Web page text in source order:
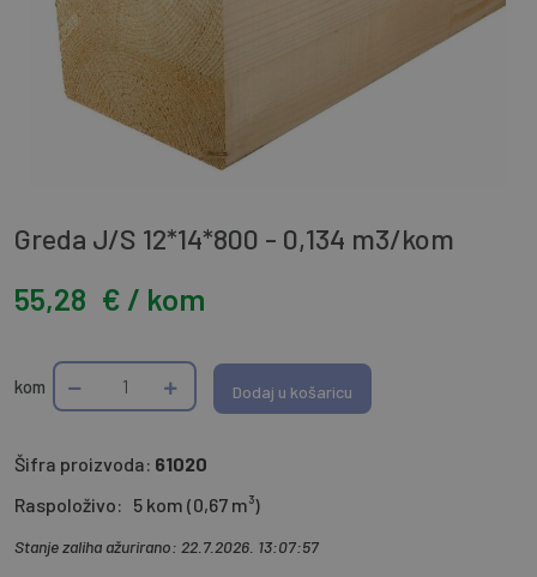
Greda J/S 12*14*800 - 0,134 m3/kom
55,28 € / kom
kom Dodaj u košaricu
Šifra proizvoda: 61020
Raspoloživo: 5 kom (0,67 m³)
Stanje zaliha ažurirano: 22.7.2026. 13:07:57